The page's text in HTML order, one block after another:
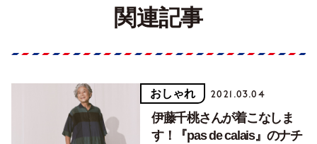
関連記事
おしゃれ 2021.03.04
伊藤千桃さんが着こなしま
す！『pas de calais』のナチ